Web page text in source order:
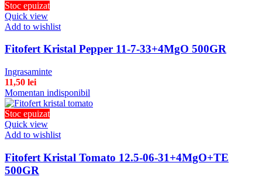
Stoc epuizat
Quick view
Add to wishlist
Fitofert Kristal Pepper 11-7-33+4MgO 500GR
Ingrasaminte
11,50 lei
Momentan indisponibil
Stoc epuizat
Quick view
Add to wishlist
Fitofert Kristal Tomato 12.5-06-31+4MgO+TE
500GR